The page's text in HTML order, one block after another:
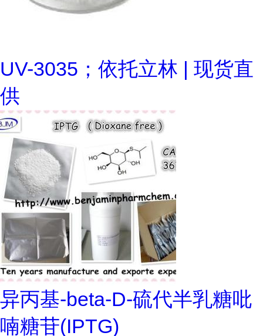
UV-3035；依托立林 | 现货直
供
异丙基-beta-D-硫代半乳糖吡
喃糖苷(IPTG)